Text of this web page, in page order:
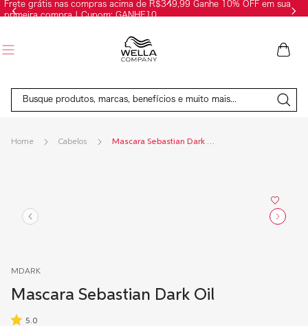
Frete grátis nas compras acima de R$349,99 Ganhe 10% OFF em sua
primeira compra | Cupom: GANHE10
Busque produtos, marcas, benefícios e muito mais...
Cabelos Mascara Sebastian Dark Oil
MDARK
Mascara Sebastian Dark Oil
5.0